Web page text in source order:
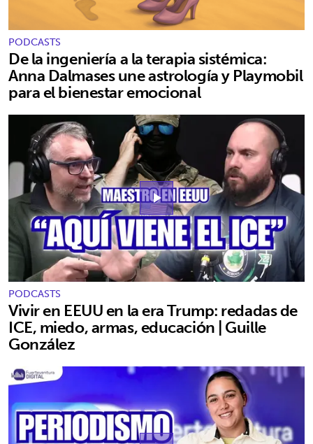
PODCASTS
De la ingeniería a la terapia sistémica:
Anna Dalmases une astrología y Playmobil
para el bienestar emocional
play_arrow
PODCASTS
Vivir en EEUU en la era Trump: redadas de
ICE, miedo, armas, educación | Guille
González